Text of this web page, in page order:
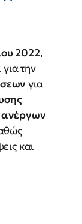
2022,
για την
για
και